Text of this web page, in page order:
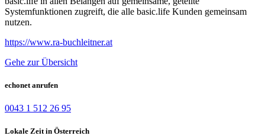
Systemfunktionen zugreift, die alle basic.life Kunden gemeinsam
nutzen.
https://www.ra-buchleitner.at
Gehe zur Übersicht
echonet anrufen
0043 1 512 26 95
Lokale Zeit in Österreich